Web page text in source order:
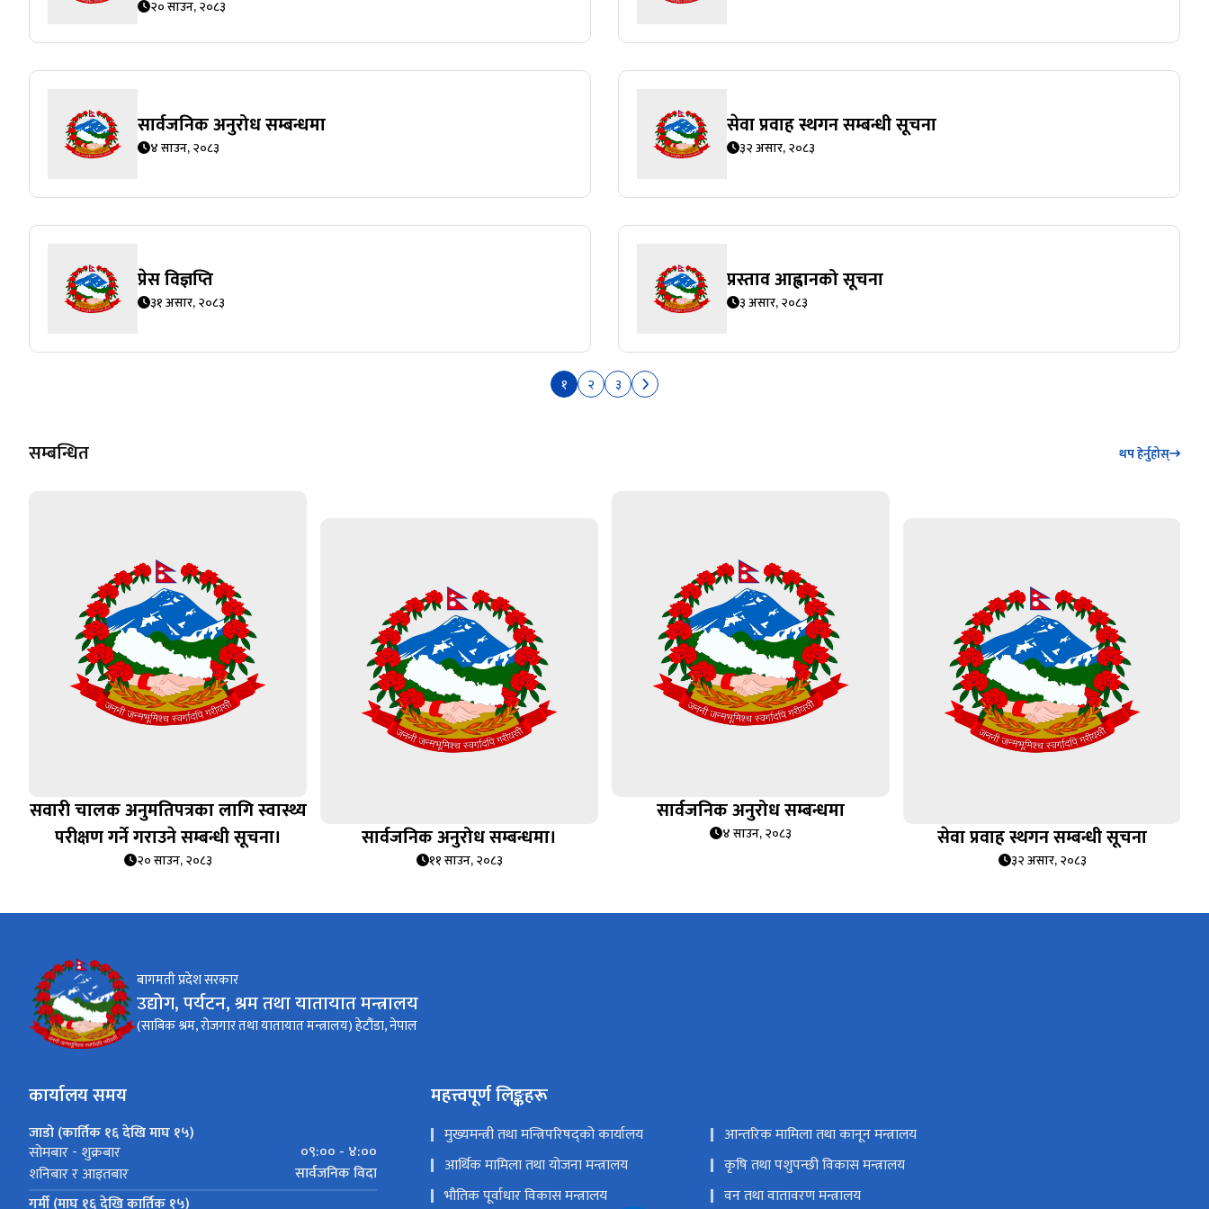
२० साउन, २०८३
सार्वजनिक अनुरोध सम्बन्धमा
४ साउन, २०८३
सेवा प्रवाह स्थगन सम्बन्धी सूचना
३२ असार, २०८३
प्रेस विज्ञप्ति
३१ असार, २०८३
प्रस्ताव आह्वानको सूचना
३ असार, २०८३
१ २ ३
सम्बन्धित थप हेर्नुहोस्
सवारी चालक अनुमतिपत्रका लागि स्वास्थ्य
परीक्षण गर्ने गराउने सम्बन्धी सूचना।
२० साउन, २०८३
सार्वजनिक अनुरोध सम्बन्धमा।
११ साउन, २०८३
सार्वजनिक अनुरोध सम्बन्धमा
४ साउन, २०८३ सेवा प्रवाह स्थगन सम्बन्धी सूचना
३२ असार, २०८३
बागमती प्रदेश सरकार
उद्योग, पर्यटन, श्रम तथा यातायात मन्त्रालय
(साबिक श्रम, रोजगार तथा यातायात मन्त्रालय) हेटौंडा, नेपाल
कार्यालय समय
जाडो (कार्तिक १६ देखि माघ १५)
सोमबार - शुक्रबार
०९:०० - ४:००
शनिबार र आइतबार
सार्वजनिक विदा
महत्त्वपूर्ण लिङ्कहरू
मुख्यमन्त्री तथा मन्त्रिपरिषद्को कार्यालय
आन्तरिक मामिला तथा कानून मन्त्रालय
आर्थिक मामिला तथा योजना मन्त्रालय
कृषि तथा पशुपन्छी विकास मन्त्रालय
भौतिक पूर्वाधार विकास मन्त्रालय
वन तथा वातावरण मन्त्रालय